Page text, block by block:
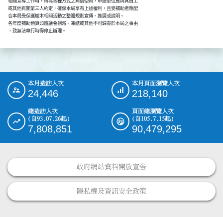
      相關宣導工作時，得為各種方式之無償使用，申請單位應與其員工
      或其他有關第三人約定，確保本局享有上述權利，且受補助者應配
      合本局受保護樹木相關活動之整體規劃宣傳、推廣或說明。
      各年度補助預算如遭議會刪減、凍結或其他不可歸責於本局之事由
      ，致無法執行時得停止辦理。
::: 本月造訪人次
24,446
本月頁面瀏覽人次
218,140
總造訪人次
(自93.07.26起)
7,808,851
頁面總瀏覽人次
(自105.7.15起)
90,479,295
政府網站資料開放宣告
隱私權及資訊安全政策